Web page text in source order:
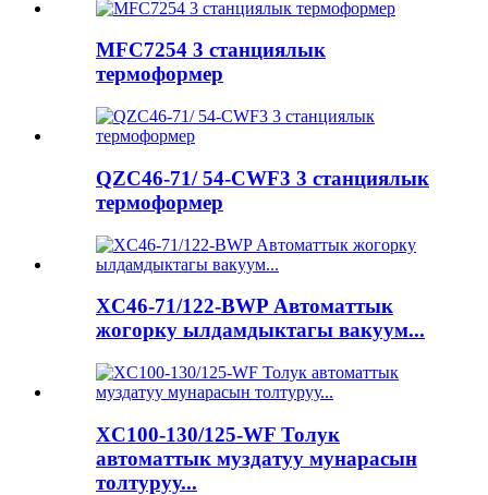
MFC7254 3 станциялык
термоформер
QZC46-71/ 54-CWF3 3 станциялык
термоформер
XC46-71/122-BWP Автоматтык
жогорку ылдамдыктагы вакуум...
XC100-130/125-WF Толук
автоматтык муздатуу мунарасын
толтуруу...